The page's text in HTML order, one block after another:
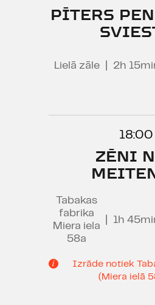
PĪTERS
Lielā zāle 2h
18:00
ZĒNI
Tabakas
fabrika
Miera iela
58a
1h
Izrāde notiek
(Miera ielā